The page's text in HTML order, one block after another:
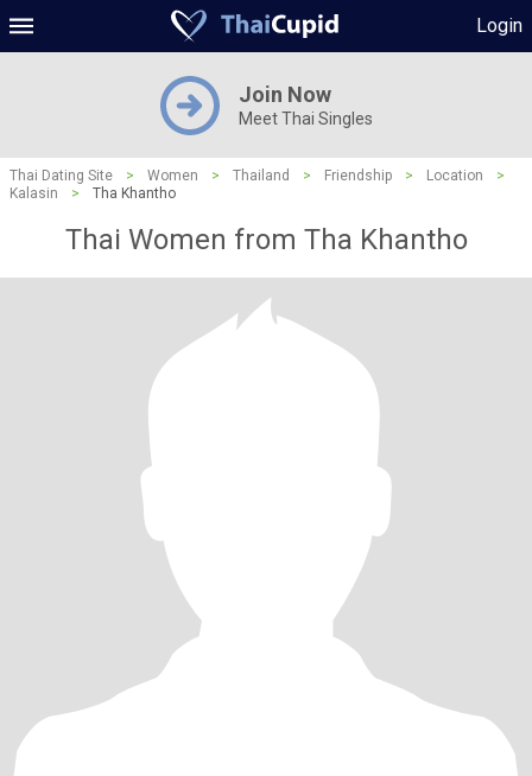
Login
Join Now
Meet Thai Singles
Thai Dating Site > Women > Thailand > Friendship > Location
>
Kalasin
> Tha Khantho
Thai Women from Tha Khantho